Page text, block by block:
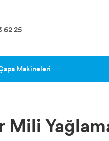
62 25
Makineleri
Mili